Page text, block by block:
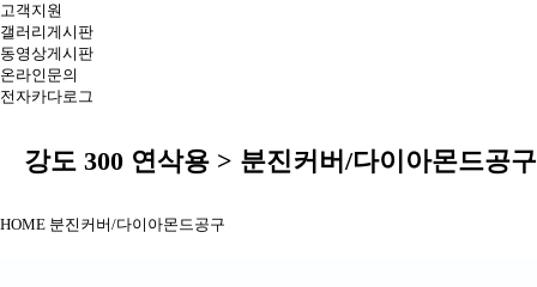
고객지원
갤러리게시판
동영상게시판
온라인문의
전자카다로그
강도 300 연삭용 > 분진커버/다이아몬드공구
HOME 분진커버/다이아몬드공구